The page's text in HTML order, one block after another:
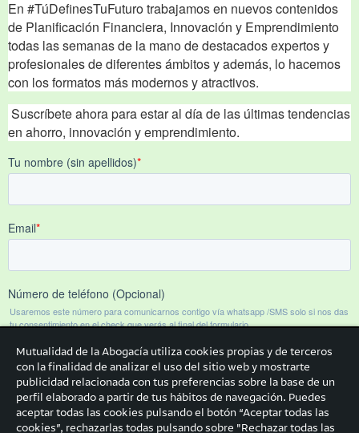
Mutualidad de la Abogacía utiliza cookies propias y de terceros
con la finalidad de analizar el uso del sitio web y mostrarte
publicidad relacionada con tus preferencias sobre la base de un
perfil elaborado a partir de tus hábitos de navegación. Puedes
aceptar todas las cookies pulsando el botón “Aceptar todas las
cookies”, rechazarlas todas pulsando sobre "Rechazar todas las